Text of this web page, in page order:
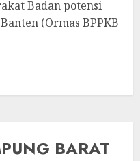
Badan potensi
(Ormas BPPKB
BARAT